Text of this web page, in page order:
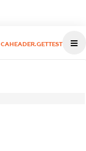
CAHEADER.GETTEST